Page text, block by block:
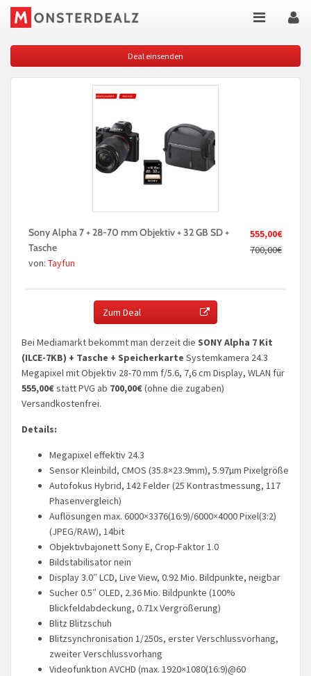
Deal einsenden
555,00€
700,00€
Sony Alpha 7 + 28-70 mm Objektiv + 32 GB SD +
Tasche
von: Tayfun
Zum Deal
Bei Mediamarkt bekommt man derzeit die SONY Alpha 7 Kit
(ILCE-7KB) + Tasche + Speicherkarte Systemkamera 24.3
Megapixel mit Objektiv 28-70 mm f/5.6, 7,6 cm Display, WLAN für
555,00€statt PVG ab 700,00€(ohne die zugaben)
Versandkostenfrei.
Details:
Megapixel effektiv 24.3
Sensor Kleinbild, CMOS (35.8×23.9mm), 5.97µm Pixelgröße
Autofokus Hybrid, 142 Felder (25 Kontrastmessung, 117
Phasenvergleich)
Auflösungen max. 6000×3376(16:9)/6000×4000 Pixel(3:2)
(JPEG/RAW), 14bit
Objektivbajonett Sony E, Crop-Faktor 1.0
Bildstabilisator nein
Display 3.0″ LCD, Live View, 0.92 Mio. Bildpunkte, neigbar
Sucher 0.5″ OLED, 2.36 Mio. Bildpunkte (100%
Blickfeldabdeckung, 0.71x Vergrößerung)
Blitz Blitzschuh
Blitzsynchronisation 1/250s, erster Verschlussvorhang,
zweiter Verschlussvorhang
Videofunktion AVCHD (max. 1920×1080(16:9)@60